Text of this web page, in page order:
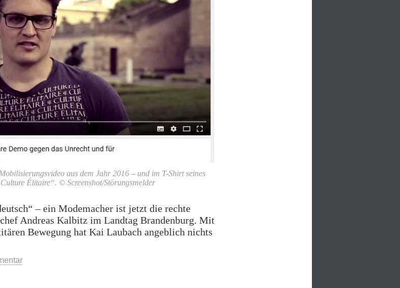
aus dem Jahr 2016 – und im T-Shirt seines
Élitaire“. © Screenshot/Störungsmelder
– ein Modemacher ist jetzt die rechte
Andreas Kalbitz im Landtag Brandenburg. Mit
Bewegung hat Kai Laubach angeblich nichts